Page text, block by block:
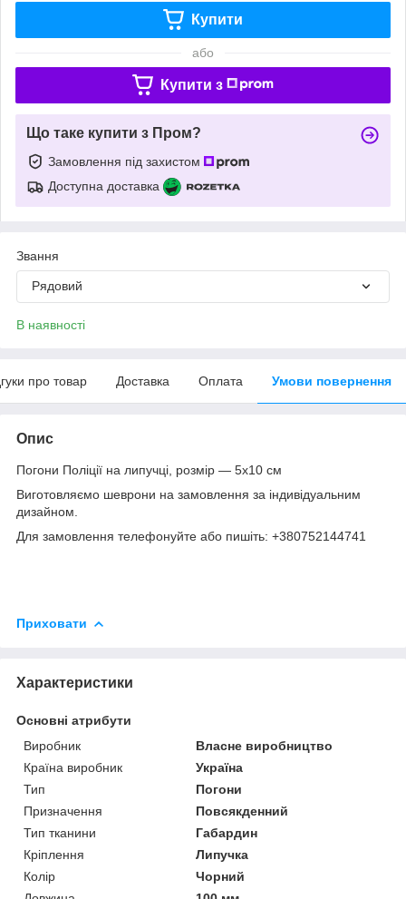
Купити
або
Купити з
Що таке купити з Пром?
Замовлення під захистом
Доступна доставка
Звання
Рядовий
В наявності
про товар Доставка Оплата Умови повернення
Опис
Погони Поліції на липучці, розмір — 5х10 см
Виготовляємо шеврони на замовлення за індивідуальним
дизайном.
Для замовлення телефонуйте або пишіть: +380752144741
Приховати
Характеристики
Основні атрибути
Виробник
Власне виробництво
Країна виробник
Україна
Тип
Погони
Призначення
Повсякденний
Тип тканини
Габардин
Кріплення
Липучка
Колір
Чорний